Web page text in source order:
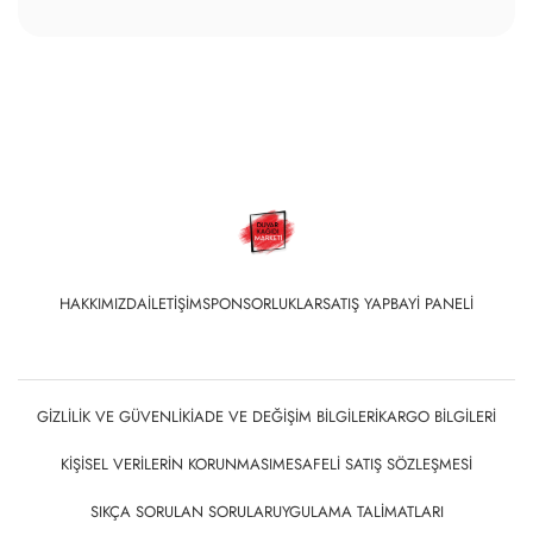
HAKKIMIZDAİLETIŞIMSPONSORLUKLARSATIŞ YAPBAYI PANELI
GIZLILIK VE GÜVENLIKİADE VE DEĞIŞIM BILGILERIKARGO BILGILERI
KIŞISEL VERILERIN KORUNMASIMESAFELI SATIŞ SÖZLEŞMESI
SIKÇA SORULAN SORULARUYGULAMA TALIMATLARI